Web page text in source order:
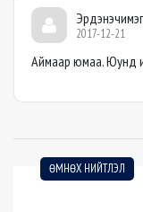
Эрдэнэчимэг
2017-12-21
Аймаар юмаа. Юунд
ӨМНӨХ НИЙТЛЭЛ